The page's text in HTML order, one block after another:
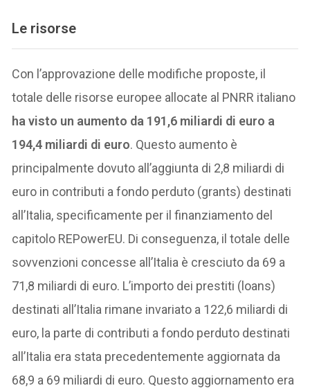
Le risorse
Con l’approvazione delle modifiche proposte, il
totale delle risorse europee allocate al PNRR italiano
ha visto un aumento da 191,6 miliardi di euro a
194,4 miliardi di euro. Questo aumento è
principalmente dovuto all’aggiunta di 2,8 miliardi di
euro in contributi a fondo perduto (grants) destinati
all’Italia, specificamente per il finanziamento del
capitolo REPowerEU. Di conseguenza, il totale delle
sovvenzioni concesse all’Italia è cresciuto da 69 a
71,8 miliardi di euro. L’importo dei prestiti (loans)
destinati all’Italia rimane invariato a 122,6 miliardi di
euro, la parte di contributi a fondo perduto destinati
all’Italia era stata precedentemente aggiornata da
68,9 a 69 miliardi di euro. Questo aggiornamento era